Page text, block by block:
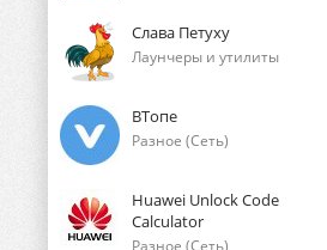
Слава Петуху
Лаунчеры и утилиты
ВТопе
Разное (Сеть)
Huawei Unlock Code
Calculator
Разное (Сеть)